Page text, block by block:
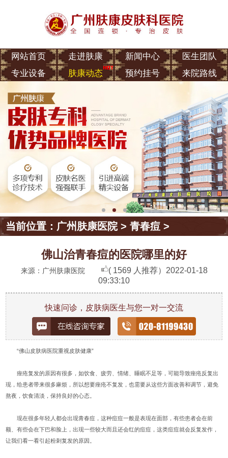
网站首页 走进肤康 新闻中心
医生团队
专业设备
肤康动态 预约挂号 来院路线
当前位置： 广州肤康医院>青春痘 >
佛山治青春痘的医院哪里的好
来源：广州肤康医院 ( 1569 人推荐） 2022-01-18
09:33:10
快速问诊，皮肤病医生与您一对一交流
“佛山皮肤病医院重视皮肤健康”
痤疮复发的原因有很多，如饮食、疲劳、情绪、睡眠不足等，可能导致痤疮反复出
现，给患者带来很多麻烦，所以想要痤疮不复发，也需要从这些方面改善和调节，避免
熬夜，饮食清淡，保持良好的心态。
现在很多年轻人都会出现青春痘，这种痘痘一般是表现在面部，有些患者会在前
额、有些会在下巴和脸上，出现一些较大而且还会红的痘痘，这类痘痘就会反复发作，
让我们看一看引起粉刺复发的原因。